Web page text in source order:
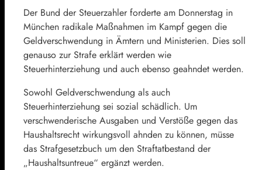
Der Bund der Steuerzahler forderte am Donnerstag in
München radikale Maßnahmen im Kampf gegen die
Geldverschwendung in Ämtern und Ministerien. Dies soll
genauso zur Strafe erklärt werden wie
Steuerhinterziehung und auch ebenso geahndet werden.
Sowohl Geldverschwendung als auch
Steuerhinterziehung sei sozial schädlich. Um
verschwenderische Ausgaben und Verstöße gegen das
Haushaltsrecht wirkungsvoll ahnden zu können, müsse
das Strafgesetzbuch um den Straftatbestand der
„Haushaltsuntreue“ ergänzt werden.